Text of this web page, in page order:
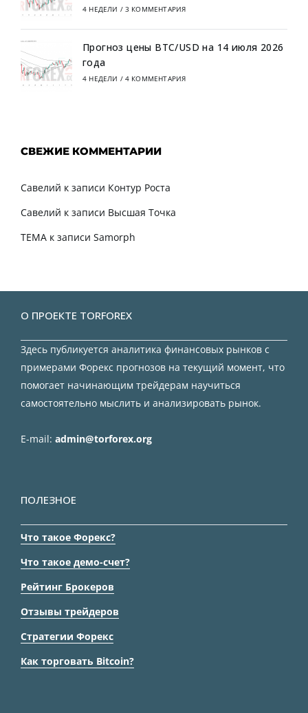
4 НЕДЕЛИ / 3 КОММЕНТАРИЯ
Прогноз цены BTC/USD на 14 июля 2026
года
4 НЕДЕЛИ / 4 КОММЕНТАРИЯ
СВЕЖИЕ КОММЕНТАРИИ
Савелий к записи Контур Роста
Савелий к записи Высшая Точка
TEMA к записи Samorph
О ПРОЕКТЕ TORFOREX
Здесь публикуется аналитика финансовых рынков с
примерами Форекс прогнозов на текущий момент, что
помогает начинающим трейдерам научиться
самостоятельно мыслить и анализировать рынок.
E-mail: admin@torforex.org
ПОЛЕЗНОЕ
Что такое Форекс?
Что такое демо-счет?
Рейтинг Брокеров
Отзывы трейдеров
Стратегии Форекс
Как торговать Bitcoin?